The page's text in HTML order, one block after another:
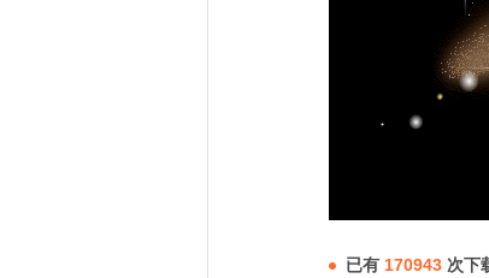
已有 170943 次下